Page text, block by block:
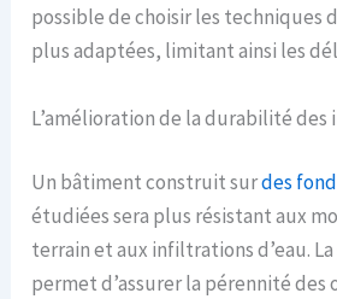
possible de choisir les techniques
plus adaptées, limitant ainsi les
L’amélioration de la durabilité
Un bâtiment construit surdes
étudiées sera plus résistant aux
terrain et aux infiltrations d’eau.
permet d’assurer la pérennité des